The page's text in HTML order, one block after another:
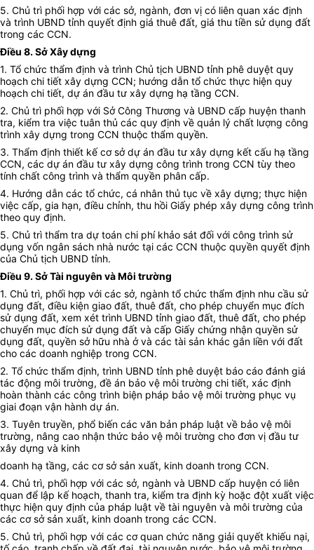
5. Chủ trì phối hợp với các sở, ngành, đơn vị có liên quan xác định
và trình UBND tỉnh quyết định giá thuê đất, giá thu tiền sử dụng đất
trong các CCN.
Điều 8. Sở Xây dựng
1. Tổ chức thẩm định và trình Chủ tịch UBND tỉnh phê duyệt quy
hoạch chi tiết xây dựng CCN; hướng dẫn tổ chức thực hiện quy
hoạch chi tiết, dự án đầu tư xây dựng hạ tầng CCN.
2. Chủ trì phối hợp với Sở Công Thương và UBND cấp huyện thanh
tra, kiểm tra việc tuân thủ các quy định về quản lý chất lượng công
trình xây dựng trong CCN thuộc thẩm quyền.
3. Thẩm định thiết kế cơ sở dự án đầu tư xây dựng kết cấu hạ tầng
CCN, các dự án đầu tư xây dựng công trình trong CCN tùy theo
tính chất công trình và thẩm quyền phân cấp.
4. Hướng dẫn các tổ chức, cá nhân thủ tục về xây dựng; thực hiện
việc cấp, gia hạn, điều chỉnh, thu hồi Giấy phép xây dựng công trình
theo quy định.
5. Chủ trì thẩm tra dự toán chi phí khảo sát đối với công trình sử
dụng vốn ngân sách nhà nước tại các CCN thuộc quyền quyết định
của Chủ tịch UBND tỉnh.
Điều 9. Sở Tài nguyên và Môi trường
1. Chủ trì, phối hợp với các sở, ngành tổ chức thẩm định nhu cầu sử
dụng đất, điều kiện giao đất, thuê đất, cho phép chuyển mục đích
sử dụng đất, xem xét trình UBND tỉnh giao đất, thuê đất, cho phép
chuyển mục đích sử dụng đất và cấp Giấy chứng nhận quyền sử
dụng đất, quyền sở hữu nhà ở và các tài sản khác gắn liền với đất
cho các doanh nghiệp trong CCN.
2. Tổ chức thẩm định, trình UBND tỉnh phê duyệt báo cáo đánh giá
tác động môi trường, đề án bảo vệ môi trường chi tiết, xác định
hoàn thành các công trình biện pháp bảo vệ môi trường phục vụ
giai đoạn vận hành dự án.
3. Tuyên truyền, phổ biến các văn bản pháp luật về bảo vệ môi
trường, nâng cao nhận thức bảo vệ môi trường cho đơn vị đầu tư
xây dựng và kinh
doanh hạ tầng, các cơ sở sản xuất, kinh doanh trong CCN.
4. Chủ trì, phối hợp với các sở, ngành và UBND cấp huyện có liên
quan để lập kế hoạch, thanh tra, kiểm tra định kỳ hoặc đột xuất việc
thực hiện quy định của pháp luật về tài nguyên và môi trường của
các cơ sở sản xuất, kinh doanh trong các CCN.
5. Chủ trì, phối hợp với các cơ quan chức năng giải quyết khiếu nại,